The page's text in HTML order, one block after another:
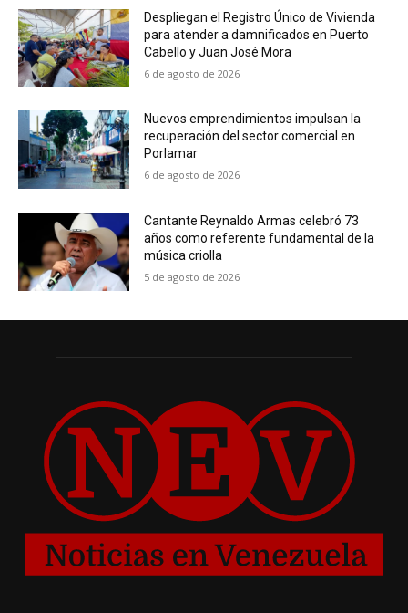
Despliegan el Registro Único de Vivienda
para atender a damnificados en Puerto
Cabello y Juan José Mora
6 de agosto de 2026
Nuevos emprendimientos impulsan la
recuperación del sector comercial en
Porlamar
6 de agosto de 2026
Cantante Reynaldo Armas celebró 73
años como referente fundamental de la
música criolla
5 de agosto de 2026